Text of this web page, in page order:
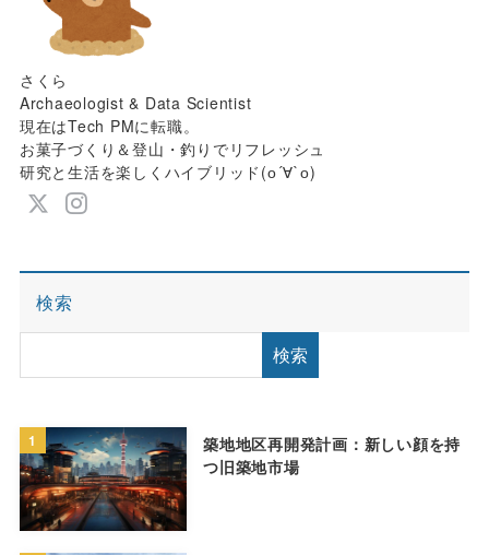
さくら
Archaeologist & Data Scientist
現在はTech PMに転職。
お菓子づくり＆登山・釣りでリフレッシュ
研究と生活を楽しくハイブリッド(о´∀`о)
検索
検索
1
築地地区再開発計画：新しい顔を持
つ旧築地市場